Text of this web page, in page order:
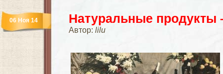
Натуральные продукты
Автор: lilu
06 Ноя 14